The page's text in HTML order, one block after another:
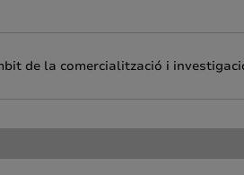
de la comercialització i